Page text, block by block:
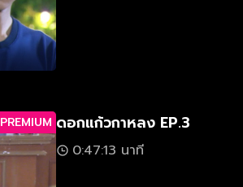
PREMIUM ดอกแก้วกาหลง EP.3
0:47:13 นาที